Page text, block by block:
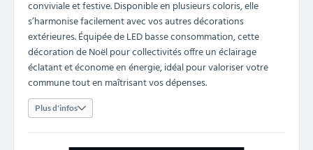
conviviale et festive. Disponible en plusieurs coloris, elle
s’harmonise facilement avec vos autres décorations
extérieures. Équipée de LED basse consommation, cette
décoration de Noël pour collectivités offre un éclairage
éclatant et économe en énergie, idéal pour valoriser votre
commune tout en maîtrisant vos dépenses.
Plus d'infos